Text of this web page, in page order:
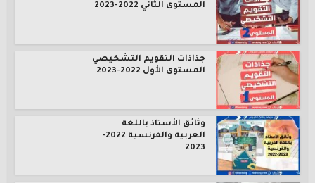
المستوى الثاني 2022-2023
جذاذات التقويم التشخيصي
المستوى الأول 2022-2023
وثائق الأستاذ باللغة
العربية والفرنسية 2022-
2023